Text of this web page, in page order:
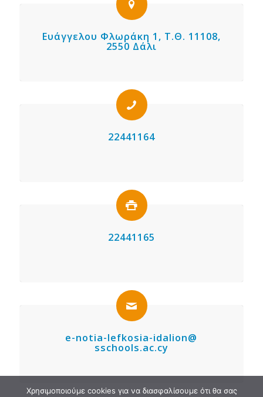
Ευάγγελου Φλωράκη 1, Τ.Θ. 11108,
2550 Δάλι
22441164
22441165
e-notia-lefkosia-idalion@
sschools.ac.cy
Χρησιμοποιούμε cookies για να διασφαλίσουμε ότι θα σας